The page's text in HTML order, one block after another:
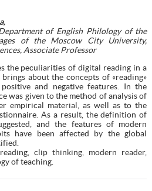
,
of English Philology of the
of the Moscow City University,
Associate Professor
the peculiarities of digital reading in a
about the concepts of «reading»
and negative features. In the
was given to the method of analysis of
empirical material, as well as to the
As a result, the definition of
and the features of modern
have been affected by the global
clip thinking, modern reader,
of teaching.